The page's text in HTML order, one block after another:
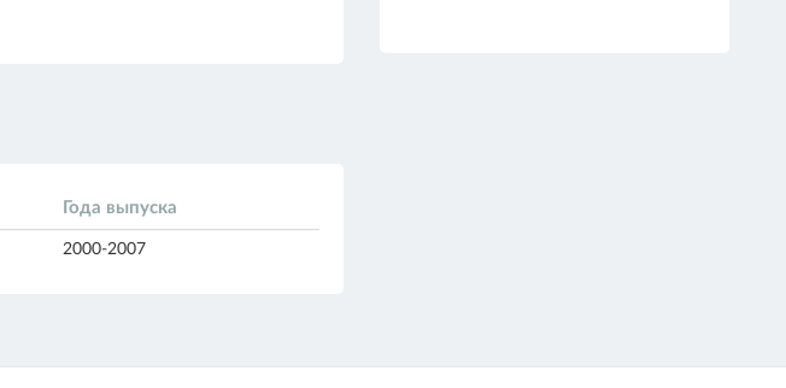
Года выпуска
2000-2007